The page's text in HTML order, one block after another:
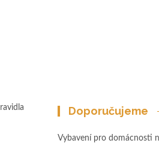
Doporučujeme
Vybavení pro domácnosti